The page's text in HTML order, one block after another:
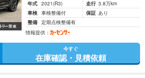
年式 2021(R3) 走行 3.8万km
車検 車検整備付 保証 あり
整備 定期点検整備有
情報提供：
今すぐ
在庫確認・見積依頼